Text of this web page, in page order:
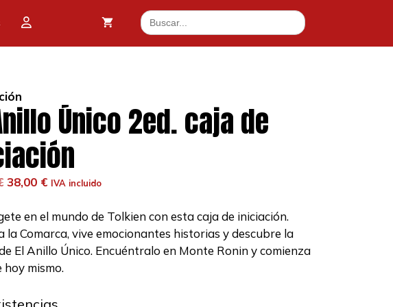
Buscar:
Único 2ed. caja de
El
original
era:
40,00 €.
38,00 €El
actual
es:
38,00 €.
IVA incluido
en el mundo de Tolkien con esta caja de iniciación.
la Comarca, vive emocionantes historias y descubre la
El Anillo Único. Encuéntralo en Monte Ronin y comienza
hoy mismo.